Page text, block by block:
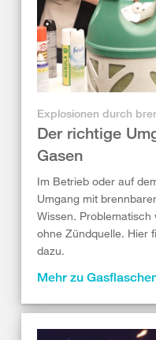
Explosionen durch
Der richtige
Gasen
Im Betrieb oder auf
Umgang mit
Wissen.
ohne Zündquelle. Hier
dazu.
Mehr zu